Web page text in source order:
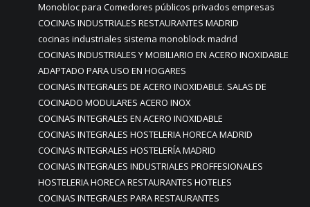
Monobloc para Comedores públicos privados empresas
COCINAS INDUSTRIALES RESTAURANTES MADRID
cocinas industriales sistema monoblock madrid
COCINAS INDUSTRIALES Y MOBILIARIO EN ACERO INOXIDABLE
ADAPTADO PARA USO EN HOGARES
COCINAS INTEGRALES DE ACERO INOXIDABLE. SALAS DE
COCINADO MODULARES ACERO INOX
COCINAS INTEGRALES EN ACERO INOXIDABLE
COCINAS INTEGRALES HOSTELERIA HORECA MADRID
COCINAS INTEGRALES HOSTELERÍA MADRID
COCINAS INTEGRALES INDUSTRIALES PROFFESIONALES
HOSTELERIA HORECA RESTAURANTES HOTELES
COCINAS INTEGRALES PARA RESTAURANTES